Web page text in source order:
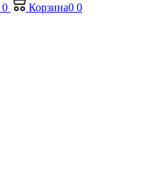
0 Корзина0 0